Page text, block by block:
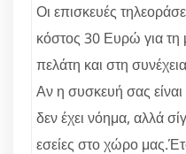
Οι επισκευές
κόστος 30 Ευρώ για
πελάτη και στη
Αν η συσκευή σας
δεν έχει νόημα, αλλά
εσείες στο χώρο